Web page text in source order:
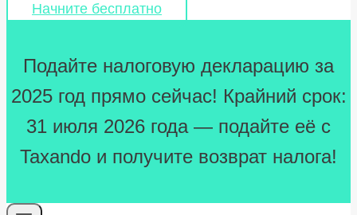
Начните бесплатно
Подайте налоговую декларацию за
2025 год прямо сейчас! Крайний срок:
31 июля 2026 года — подайте её с
Taxando и получите возврат налога!